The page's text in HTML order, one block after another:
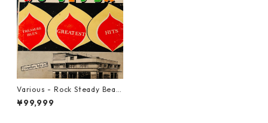
Various - Rock Steady Beat:
Treasure Isle's Greatest Hit
s【LP-70016】
¥99,999